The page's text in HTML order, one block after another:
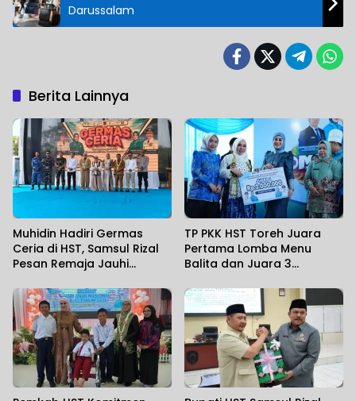
Darussalam
Berita Lainnya
Muhidin Hadiri Germas
Ceria di HST, Samsul Rizal
Pesan Remaja Jauhi
TP PKK HST Toreh Juara
Pertama Lomba Menu
Balita dan Juara 3